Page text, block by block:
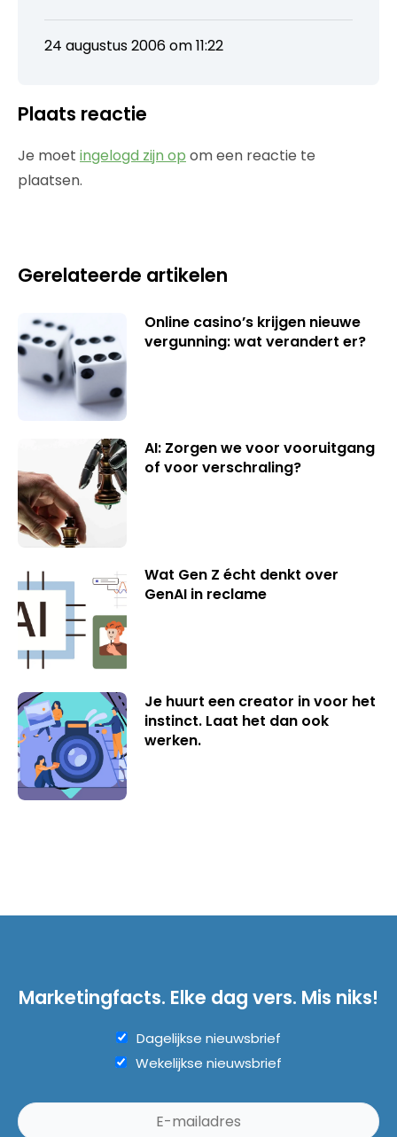
24 augustus 2006 om 11:22
Plaats reactie
Je moet ingelogd zijn op om een reactie te
plaatsen.
Gerelateerde artikelen
Online casino’s krijgen nieuwe
vergunning: wat verandert er?
AI: Zorgen we voor vooruitgang
of voor verschraling?
Wat Gen Z écht denkt over
GenAI in reclame
Je huurt een creator in voor het
instinct. Laat het dan ook
werken.
Marketingfacts. Elke dag vers. Mis niks!
Dagelijkse nieuwsbrief
Wekelijkse nieuwsbrief